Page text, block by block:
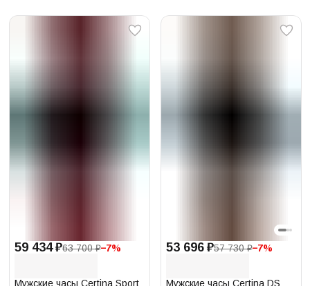
59 434 ₽63 700 ₽−7%
Мужские часы Certina Sport
53 696 ₽57 730 ₽−7%
Мужские часы Certina DS